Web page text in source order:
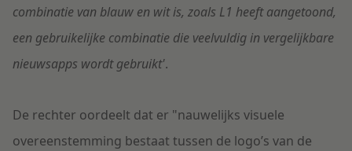
combinatie van blauw en wit is, zoals L1 heeft aangetoond,
een gebruikelijke combinatie die veelvuldig in vergelijkbare
nieuwsapps wordt gebruikt'.
De rechter oordeelt dat er "nauwelijks visuele
overeenstemming bestaat tussen de logo’s van de